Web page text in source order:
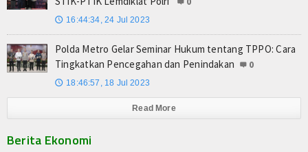
🕔 16:44:34, 24 Jul 2023
Polda Metro Gelar Seminar Hukum tentang TPPO: Cara
Tingkatkan Pencegahan dan Penindakan
0
🕔 18:46:57, 18 Jul 2023
Read More
Berita Ekonomi